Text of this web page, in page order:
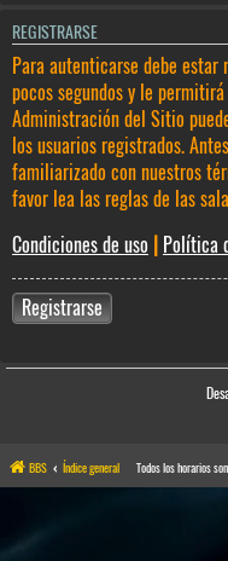
REGISTRARSE
Para autenticarse debe
pocos segundos y le
Administración del Sitio
los usuarios registrados.
familiarizado con nuestros
favor lea las reglas de las
Condiciones de uso
Política
Registrarse
BBS Índice general Todos los horarios son